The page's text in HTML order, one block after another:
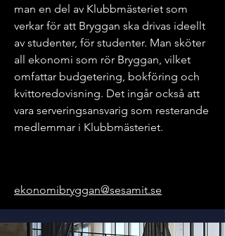
man en del av Klubbmästeriet som
verkar för att Bryggan ska drivas ideellt
av studenter, för studenter. Man sköter
all ekonomi som rör Bryggan, vilket
omfattar budgetering, bokföring och
kvittoredovisning. Det ingår också att
vara serveringsansvarig som resterande
medlemmar i Klubbmästeriet.
ekonomibryggan@sesamit.se